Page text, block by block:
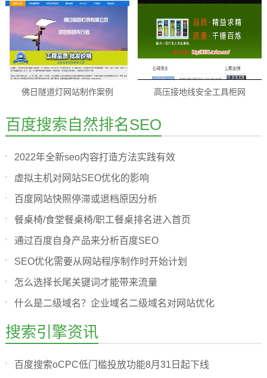
佛日隧道灯网站制作案例 高压接地线安全工具柜网
百度搜索自然排名SEO
2022年全新seo内容打造方法实践有效
虚拟主机对网站SEO优化的影响
百度网站快照停滞或退档原因分析
餐桌椅/食堂餐桌椅/职工餐桌排名进入首页
通过百度自身产品来分析百度SEO
SEO优化需要从网站程序制作时开始计划
怎么选择长尾关键词才能带来流量
什么是二级域名？企业域名二级域名对网站优化
搜索引擎资讯
百度搜索oCPC低门槛投放功能8月31日起下线